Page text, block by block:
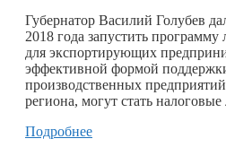
Губернатор Василий Голубев
2018 года запустить
для экспортирующих
эффективной формой
производственных
региона, могут стать налоговые
Подробнее